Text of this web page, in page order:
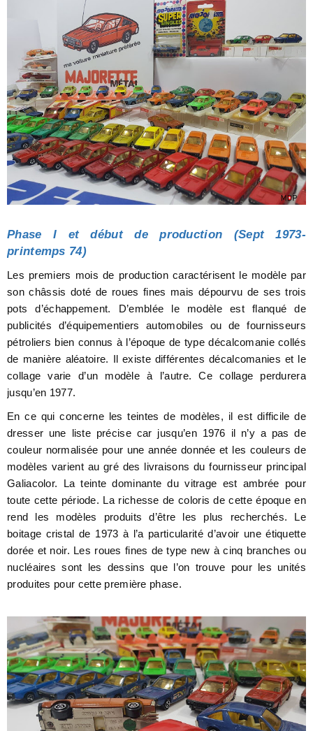
Phase I et début de production (Sept 1973-
printemps 74)
Les premiers mois de production caractérisent le modèle par
son châssis doté de roues fines mais dépourvu de ses trois
pots d’échappement. D’emblée le modèle est flanqué de
publicités d’équipementiers automobiles ou de fournisseurs
pétroliers bien connus à l’époque de type décalcomanie collés
de manière aléatoire. Il existe différentes décalcomanies et le
collage varie d’un modèle à l’autre. Ce collage perdurera
jusqu’en 1977.
En ce qui concerne les teintes de modèles, il est difficile de
dresser une liste précise car jusqu’en 1976 il n’y a pas de
couleur normalisée pour une année donnée et les couleurs de
modèles varient au gré des livraisons du fournisseur principal
Galiacolor. La teinte dominante du vitrage est ambrée pour
toute cette période. La richesse de coloris de cette époque en
rend les modèles produits d’être les plus recherchés. Le
boitage cristal de 1973 à l’a particularité d’avoir une étiquette
dorée et noir. Les roues fines de type new à cinq branches ou
nucléaires sont les dessins que l’on trouve pour les unités
produites pour cette première phase.